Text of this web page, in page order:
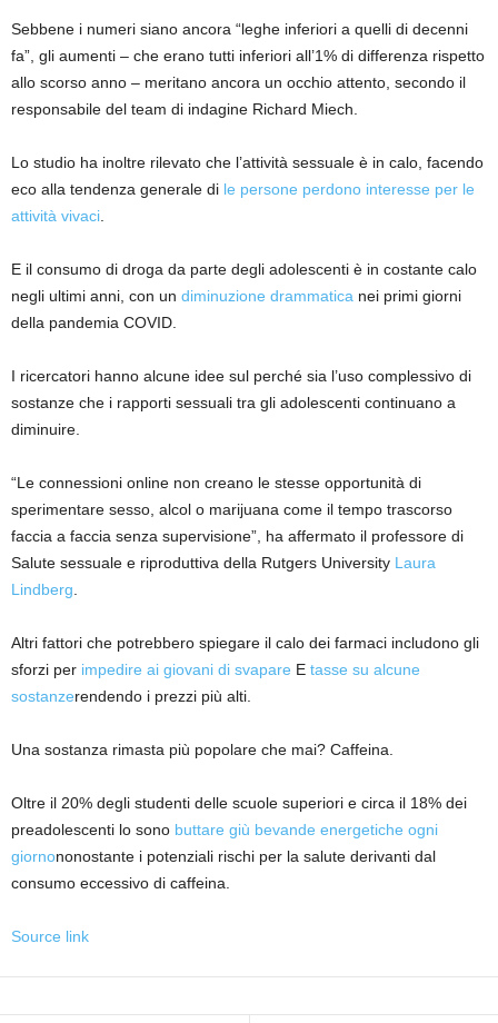
Sebbene i numeri siano ancora “leghe inferiori a quelli di decenni
fa”, gli aumenti – che erano tutti inferiori all’1% di differenza rispetto
allo scorso anno – meritano ancora un occhio attento, secondo il
responsabile del team di indagine Richard Miech.
Lo studio ha inoltre rilevato che l’attività sessuale è in calo, facendo
eco alla tendenza generale di le persone perdono interesse per le
attività vivaci
E il consumo di droga da parte degli adolescenti è in costante calo
negli ultimi anni, con un diminuzione drammatica nei primi giorni
della pandemia COVID.
I ricercatori hanno alcune idee sul perché sia ​​l’uso complessivo di
sostanze che i rapporti sessuali tra gli adolescenti continuano a
diminuire.
“Le connessioni online non creano le stesse opportunità di
sperimentare sesso, alcol o marijuana come il tempo trascorso
faccia a faccia senza supervisione”, ha affermato il professore di
Salute sessuale e riproduttiva della Rutgers University Laura
Lindberg
Altri fattori che potrebbero spiegare il calo dei farmaci includono gli
sforzi per impedire ai giovani di svapare E tasse su alcune
sostanzerendendo i prezzi più alti.
Una sostanza rimasta più popolare che mai? Caffeina.
Oltre il 20% degli studenti delle scuole superiori e circa il 18% dei
preadolescenti lo sono buttare giù bevande energetiche ogni
giornononostante i potenziali rischi per la salute derivanti dal
consumo eccessivo di caffeina.
Source link